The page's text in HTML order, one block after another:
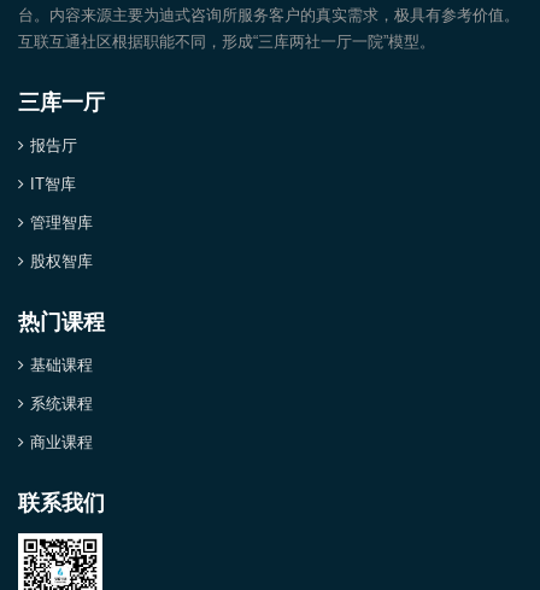
台。内容来源主要为迪式咨询所服务客户的真实需求，极具有参考价值。
互联互通社区根据职能不同，形成“三库两社一厅一院”模型。
三库一厅
报告厅
IT智库
管理智库
股权智库
热门课程
基础课程
系统课程
商业课程
联系我们